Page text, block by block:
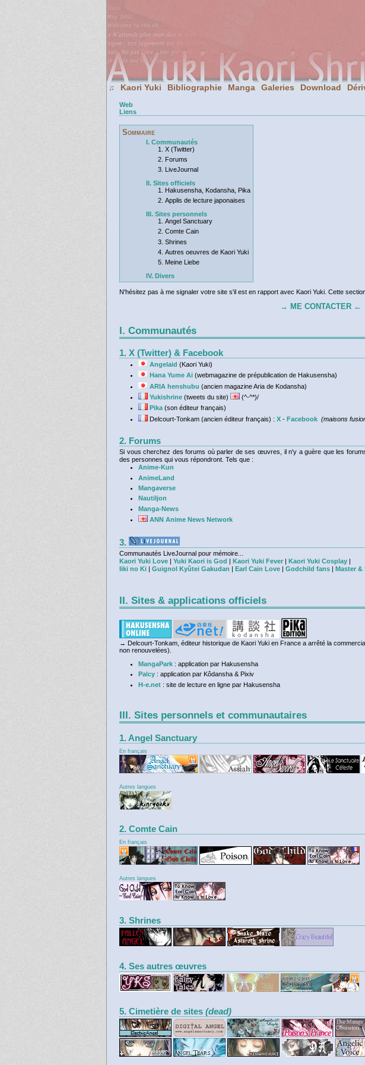
♫ Kaori Yuki Bibliographie Manga Galeries Download
Web
Liens
Sommaire
I. Communautés
X (Twitter)
Forums
LiveJournal
II. Sites officiels
Hakusensha, Kodansha, Pika
Applis de lecture japonaises
III. Sites personnels
Angel Sanctuary
Comte Cain
Shrines
Autres oeuvres de Kaori Yuki
Meine Liebe
IV. Divers
N'hésitez pas à me signaler votre site s'il est en rapport avec Kaori Yuki. Cette
→ ME CONTACTER ←
I. Communautés
1. X (Twitter) & Facebook
Angelaid (Kaori Yuki)
Hana Yume Ai(webmagazine de prépublication de Hakusensha)
ARIA henshubu (ancien magazine Aria de Kodansha)
Yukishrine(tweets du site)
(^-^*)/
Pika(son éditeur français)
Delcourt-Tonkam (ancien éditeur français) : X- Facebook (maisons
2. Forums
Si vous cherchez des forums où parler de ses œuvres, il n'y a guère que les
des personnes qui vous répondront. Tels que :
Anime-Kun
AnimeLand
Mangaverse
Nautiljon
Manga-News
ANN Anime News Network
3.
Communautés LiveJournal pour mémoire...
Kaori Yuki Love
Yuki Kaori is God Kaori Yuki Fever Kaori Yuki Cosplay
Iiki no Ki
Guignol Kyûtei Gakudan Earl Cain Love Godchild fans Master &
II. Sites & applications officiels
→ Delcourt-Tonkam, éditeur historique de Kaori Yuki en France a arrêté la
non renouvelées).
MangaPark: application par Hakusensha
Palcy: application par Kôdansha & Pixiv
H-e.net: site de lecture en ligne par Hakusensha
III. Sites personnels et communautaires
1. Angel Sanctuary
En français
Autres langues
2. Comte Cain
En français
Autres langues
3. Shrines
4. Ses autres œuvres
5. Cimetière de sites (dead)